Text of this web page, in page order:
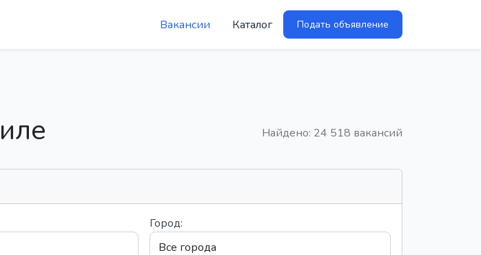
Вакансии Каталог Подать объявление
Найдено: 24 518 вакансий
Город: